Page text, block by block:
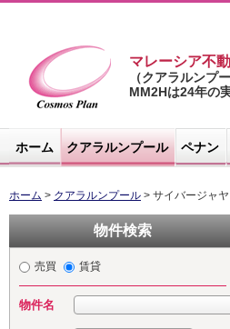
コスモスプラ
マレーシア不
（クアラルンプ
MM2Hは24年の
ホーム クアラルンプール ペナン
ホーム > クアラルンプール > サイバージャ
物件検索
売買 賃貸
物件名